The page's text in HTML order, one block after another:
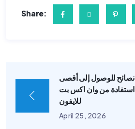
Share:
نصائح للوصول إلى أقصى
استفادة من وان اكس بت
للايفون
April 25, 2026